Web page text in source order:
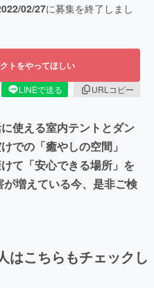
02/27に募集を終了しまし
トをやってほしい
LINEで送る
URLコピー
使える室内テントとダン
での「癒やしの空間」
て「安心できる場所」を
増えている今、是非ご検
はこちらもチェックし